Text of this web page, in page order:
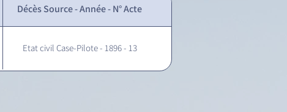
Décès Source - Année - N° Acte
Etat civil Case-Pilote - 1896 - 13